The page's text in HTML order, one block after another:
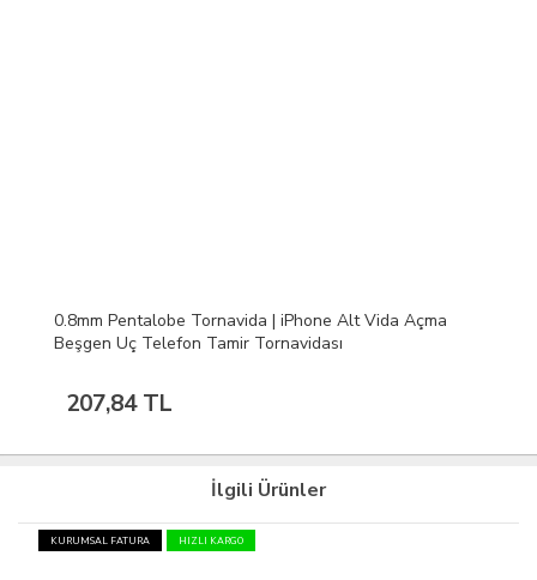
0.8mm Pentalobe Tornavida | iPhone Alt Vida Açma
Beşgen Uç Telefon Tamir Tornavidası
207,84 TL
İlgili Ürünler
KURUMSAL FATURA HIZLI KARGO